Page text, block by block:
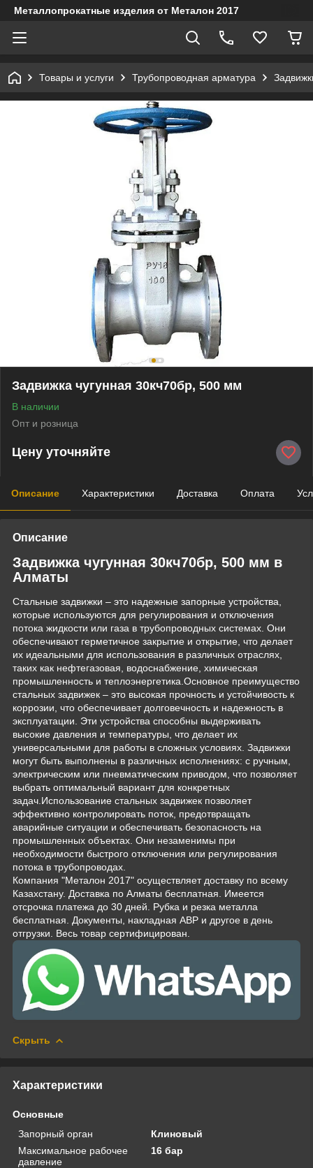
Металлопрокатные изделия от Металон 2017
Товары и услуги Трубопроводная арматура
Задвижка чугунная 30кч70бр, 500 мм
В наличии
Опт и розница
Цену уточняйте
Описание Характеристики Доставка Оплата
Описание
Задвижка чугунная 30кч70бр, 500 мм в
Алматы
Стальные задвижки – это надежные запорные устройства,
которые используются для регулирования и отключения
потока жидкости или газа в трубопроводных системах. Они
обеспечивают герметичное закрытие и открытие, что делает
их идеальными для использования в различных отраслях,
таких как нефтегазовая, водоснабжение, химическая
промышленность и теплоэнергетика.Основное преимущество
стальных задвижек – это высокая прочность и устойчивость к
коррозии, что обеспечивает долговечность и надежность в
эксплуатации. Эти устройства способны выдерживать
высокие давления и температуры, что делает их
универсальными для работы в сложных условиях. Задвижки
могут быть выполнены в различных исполнениях: с ручным,
электрическим или пневматическим приводом, что позволяет
выбрать оптимальный вариант для конкретных
задач.Использование стальных задвижек позволяет
эффективно контролировать поток, предотвращать
аварийные ситуации и обеспечивать безопасность на
промышленных объектах. Они незаменимы при
необходимости быстрого отключения или регулирования
потока в трубопроводах.
Компания "Металон 2017" осуществляет доставку по всему
Казахстану. Доставка по Алматы бесплатная. Имеется
отсрочка платежа до 30 дней. Рубка и резка металла
бесплатная. Документы, накладная АВР и другое в день
отгрузки. Весь товар сертифицирован.
Скрыть
Характеристики
Основные
Запорный орган
Клиновый
Максимальное рабочее
давление
16 бар